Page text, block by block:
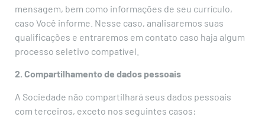
mensagem, bem como informações de seu currículo,
caso Você informe. Nesse caso, analisaremos suas
qualificações e entraremos em contato caso haja algum
processo seletivo compatível.
2. Compartilhamento de dados pessoais
A Sociedade não compartilhará seus dados pessoais
com terceiros, exceto nos seguintes casos: